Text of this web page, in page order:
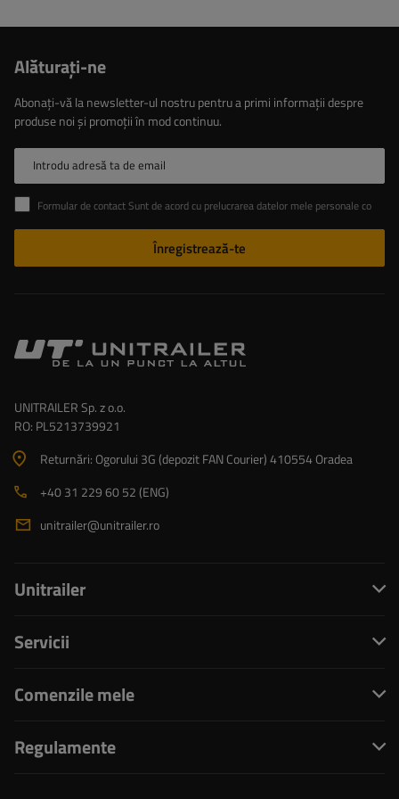
Alăturaţi-ne
Abonați-vă la newsletter-ul nostru pentru a primi informații despre
produse noi și promoții în mod continuu.
Introdu adresă ta de email
Formular de contact Sunt de acord cu prelucrarea datelor mele personale conținute în formularul de contact în conformitate cu Regulamentul Parlamentului European și al Consiliului (UE)
Înregistrează-te
UNITRAILER Sp. z o.o.
RO: PL5213739921
Returnări: Ogorului 3G (depozit FAN Courier) 410554 Oradea
+40 31 229 60 52 (ENG)
unitrailer@unitrailer.ro
Unitrailer
Servicii
Comenzile mele
Regulamente